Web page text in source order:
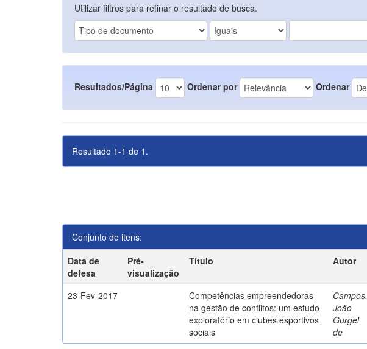
Utilizar filtros para refinar o resultado de busca.
Resultados/Página Ordenar por Ordenar
Resultado 1-1 de 1.
Conjunto de itens:
Data de
defesa
Pré-
visualização
Título Autor
23-Fev-2017
Competências empreendedoras
na gestão de conflitos: um estudo
exploratório em clubes esportivos
sociais
Campos,
João
Gurgel
de